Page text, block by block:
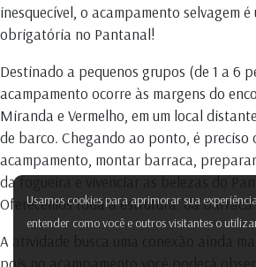
inesquecível, o acampamento selvagem
obrigatória no Pantanal!
Destinado a pequenos grupos (de 1 a 6
acampamento ocorre às margens do
Miranda e Vermelho, em um local
de barco. Chegando ao ponto, é preciso
acampamento, montar barraca,
da fogueira e vivenciar as belezas do
Oferecemos toda a estrutura: da
A atividade busca uma conexão ainda
pois no acampamento você poderá
Usamos cookies para aprimorar sua
entender como você e outros visitantes o